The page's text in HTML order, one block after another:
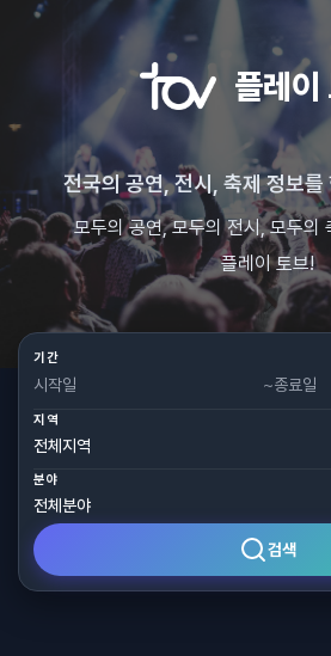
플레이
전국의 공연, 전시, 축제 정보
모두의 공연, 모두의 전시, 모두의
플레이 토브!
기간
~
지역
분야
검색